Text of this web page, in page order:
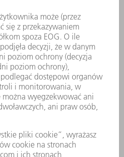
zidentyfikować
są utwardzane
są modyfikacje
także do falcowania za